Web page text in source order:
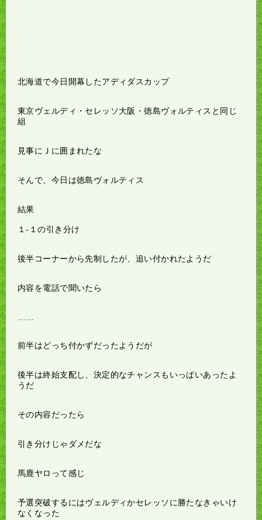
北海道で今日開幕したアディダスカップ
東京ヴェルディ・セレッソ大阪・徳島ヴォルティスと同じ
組
見事にＪに囲まれたな
そんで、今日は徳島ヴォルティス
結果
１-１の引き分け
後半コーナーから先制したが、追い付かれたようだ
内容を電話で聞いたら
前半はどっち付かずだったようだが
後半は終始支配し、決定的なチャンスもいっぱいあったよ
うだ
その内容だったら
引き分けじゃダメだな
馬鹿ヤロって感じ
予選突破するにはヴェルディかセレッソに勝たなきゃいけ
なくなった